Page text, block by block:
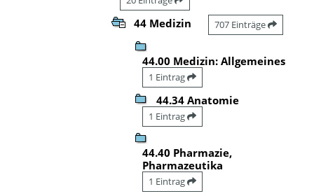
44 Medizin 707 Einträge
44.00 Medizin: Allgemeines
1 Eintrag
44.34 Anatomie
1 Eintrag
44.40 Pharmazie,
Pharmazeutika
1 Eintrag